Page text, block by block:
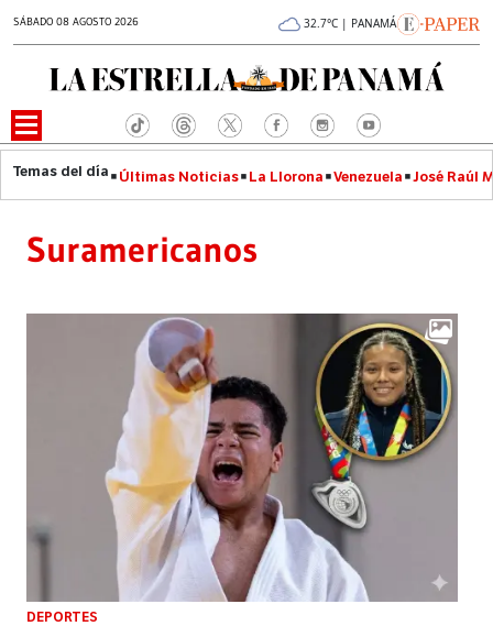
SÁBADO 08 AGOSTO 2026 32.7°C | PANAMÁ
Últimas Noticias La Llorona Venezuela José Raúl
Suramericanos
DEPORTES